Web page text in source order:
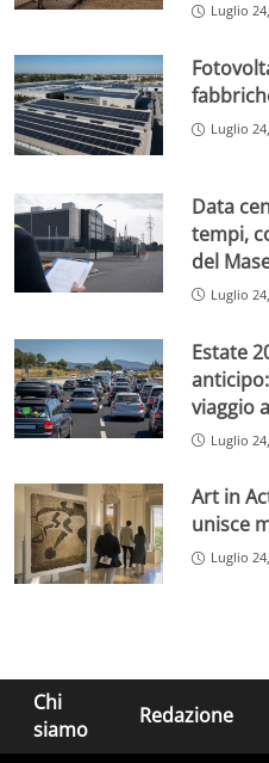
Luglio
Luglio
Data
tempi,
del
Luglio
Estate
viaggio
Luglio
Art in
unisce
Luglio
Chi
siamo
Redazione